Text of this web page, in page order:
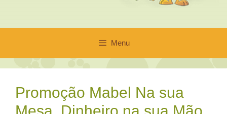
Menu
Promoção Mabel Na sua